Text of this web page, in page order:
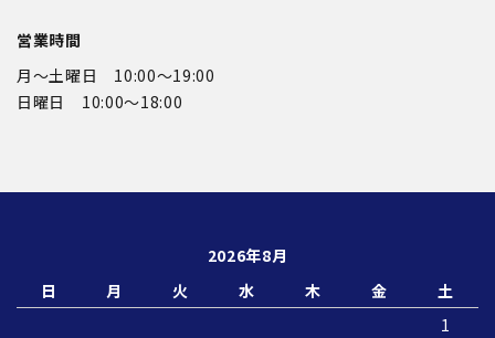
営業時間
月〜土曜日 10:00～19:00
日曜日 10:00〜18:00
2026年8月
日
月 火 水 木 金
土
1